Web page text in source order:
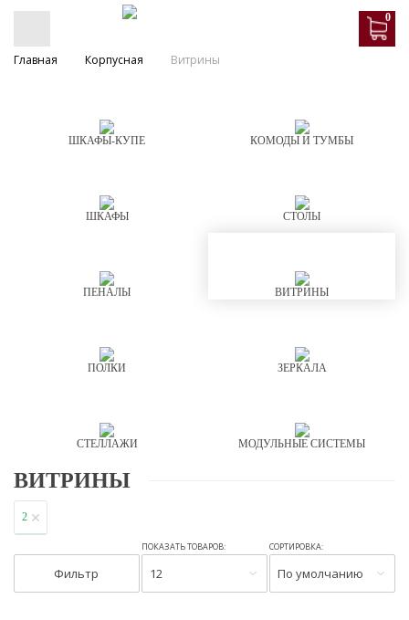
0
Главная Корпусная Витрины
ШКАФЫ-КУПЕ КОМОДЫ И ТУМБЫ
ШКАФЫ СТОЛЫ
ПЕНАЛЫ ВИТРИНЫ
ПОЛКИ ЗЕРКАЛА
СТЕЛЛАЖИ МОДУЛЬНЫЕ СИСТЕМЫ
ВИТРИНЫ
2
Фильтр
ПОКАЗАТЬ ТОВАРОВ:
12
СОРТИРОВКА:
По умолчанию